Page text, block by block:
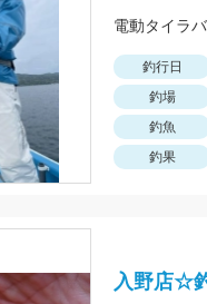
釣行日
釣場
釣魚
釣果
入野店☆